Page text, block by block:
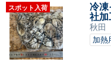
スポット入荷
冷
社加
秋田
加熱